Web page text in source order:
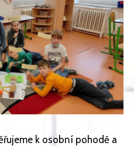
k osobní pohodě a